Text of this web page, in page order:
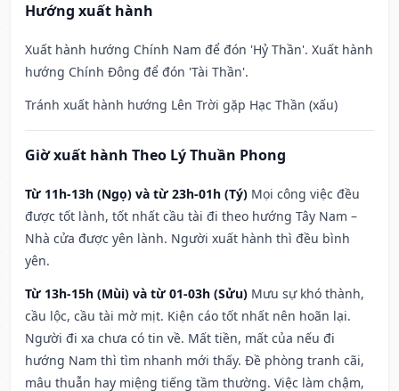
Hướng xuất hành
Xuất hành hướng Chính Nam để đón 'Hỷ Thần'. Xuất hành
hướng Chính Đông để đón 'Tài Thần'.
Tránh xuất hành hướng Lên Trời gặp Hạc Thần (xấu)
Giờ xuất hành Theo Lý Thuần Phong
Từ 11h-13h (Ngọ) và từ 23h-01h (Tý) Mọi công việc đều
được tốt lành, tốt nhất cầu tài đi theo hướng Tây Nam –
Nhà cửa được yên lành. Người xuất hành thì đều bình
yên.
Từ 13h-15h (Mùi) và từ 01-03h (Sửu) Mưu sự khó thành,
cầu lộc, cầu tài mờ mịt. Kiện cáo tốt nhất nên hoãn lại.
Người đi xa chưa có tin về. Mất tiền, mất của nếu đi
hướng Nam thì tìm nhanh mới thấy. Đề phòng tranh cãi,
mâu thuẫn hay miệng tiếng tầm thường. Việc làm chậm,